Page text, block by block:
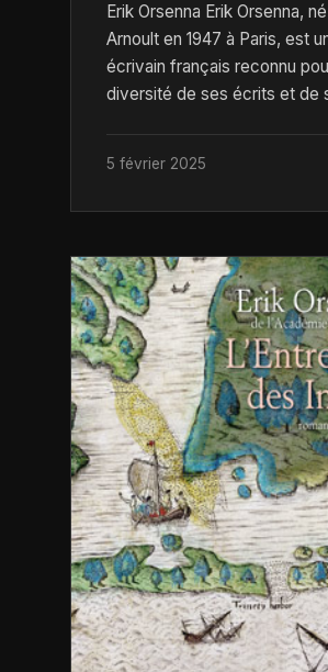
Erik Orsenna Erik Orsenna,
Arnoult en 1947 à Paris, est
écrivain français reconnu
diversité de ses écrits et de
5 février 2025